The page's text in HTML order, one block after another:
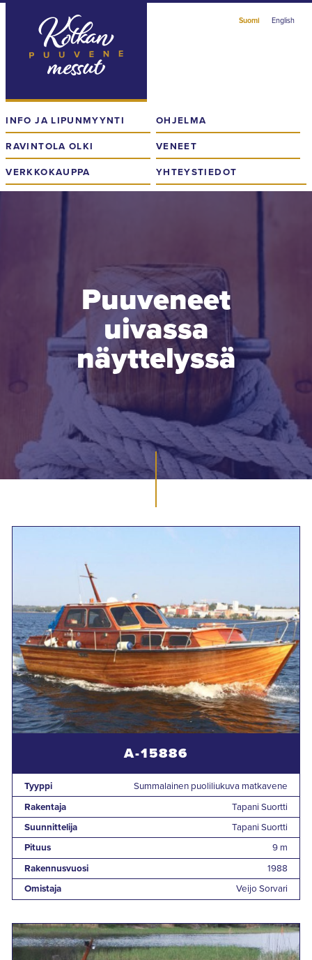
Kotkan
Puuvenemessut
Suomi English
INFO JA LIPUNMYYNTI OHJELMA
RAVINTOLA OLKI VENEET
VERKKOKAUPPA YHTEYSTIEDOT
Puuveneet
uivassa
näyttelyssä
A-15886
Tyyppi
Summalainen puoliliukuva matkavene
Rakentaja
Tapani Suortti
Suunnittelija
Tapani Suortti
Pituus
9 m
Rakennusvuosi
1988
Omistaja
Veijo Sorvari